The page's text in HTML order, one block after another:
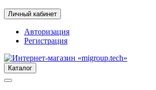
Личный кабинет
Авторизация
Регистрация
Каталог